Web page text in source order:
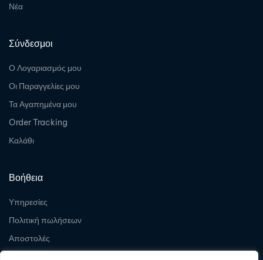
Νέα
Σύνδεσμοι
Ο Λογαριασμός μου
Οι Παραγγελίες μου
Τα Αγαπημένα μου
Order Tracking
Καλάθι
Βοήθεια
Υπηρεσίες
Πολιτική πωλήσεων
Αποστολές